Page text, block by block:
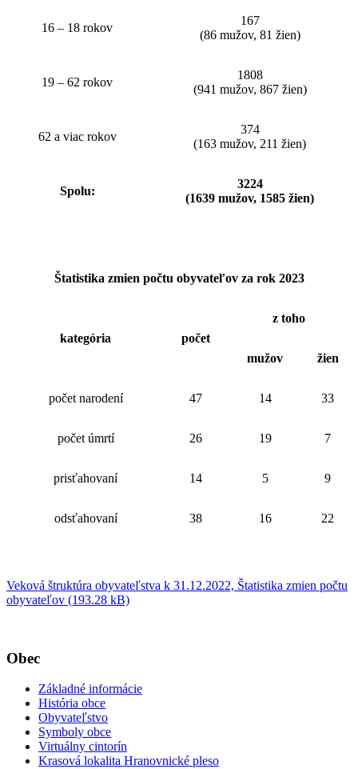
16 – 18 rokov
167
(86 mužov, 81 žien)
19 – 62 rokov
1808
(941 mužov, 867 žien)
62 a viac rokov
374
(163 mužov, 211 žien)
Spolu:
3224
(1639 mužov, 1585 žien)
Štatistika zmien počtu obyvateľov za rok 2023
kategória počet
z toho
mužov žien
počet narodení 47 14 33
počet úmrtí 26 19 7
prisťahovaní 14 5 9
odsťahovaní 38 16 22
Veková štruktúra obyvateľstva k 31.12.2022, Štatistika zmien počtu
obyvateľov (193.28 kB)
Obec
Základné informácie
História obce
Obyvateľstvo
Symboly obce
Virtuálny cintorín
Krasová lokalita Hranovnické pleso